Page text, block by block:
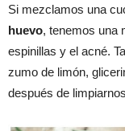
Si mezclamos una
huevo, tenemos una
espinillas y el acné.
zumo de limón,
después de